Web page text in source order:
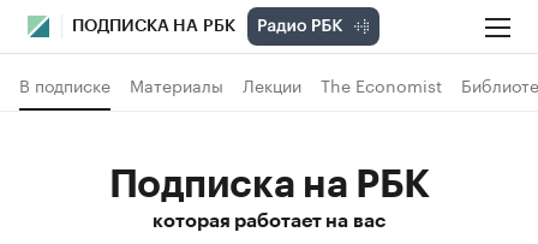
ПОДПИСКА НА РБК
В подписке Материалы Лекции The Economist
Подписка на РБК
которая работает на вас